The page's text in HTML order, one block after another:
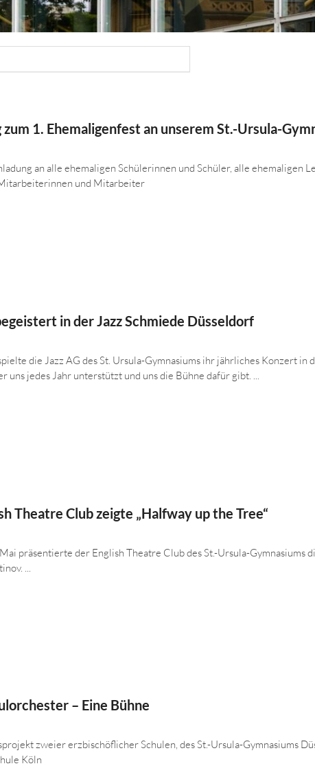
zum 1. Ehemaligenfest an unserem St.-Ursula-
an alle ehemaligen Schülerinnen und Schüler, alle ehemaligen
und Mitarbeiter
in der Jazz Schmiede Düsseldorf
die Jazz AG des St. Ursula-Gymnasiums ihr jährliches Konzert in
uns jedes Jahr unterstützt und uns die Bühne dafür gibt. ...
Theatre Club zeigte „Halfway up the Tree“
präsentierte der English Theatre Club des St.-Ursula-Gymnasiums
...
– Eine Bühne
zweier erzbischöflicher Schulen, des St.-Ursula-Gymnasiums
Köln